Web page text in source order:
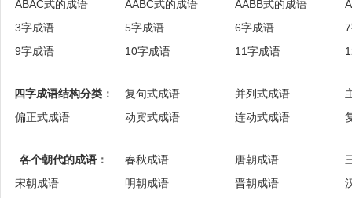
ABAC式的成语
AABC式的成语 AABB式的成语
3字成语
5字成语 6字成语
9字成语
10字成语 11字成语
四字成语结构分类 ： 复句式成语 并列式成语
偏正式成语
动宾式成语 连动式成语
各个朝代的成语 ： 春秋成语 唐朝成语
宋朝成语
明朝成语 晋朝成语